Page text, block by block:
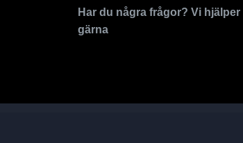
Har du några frågor? Vi hjälper
gärna